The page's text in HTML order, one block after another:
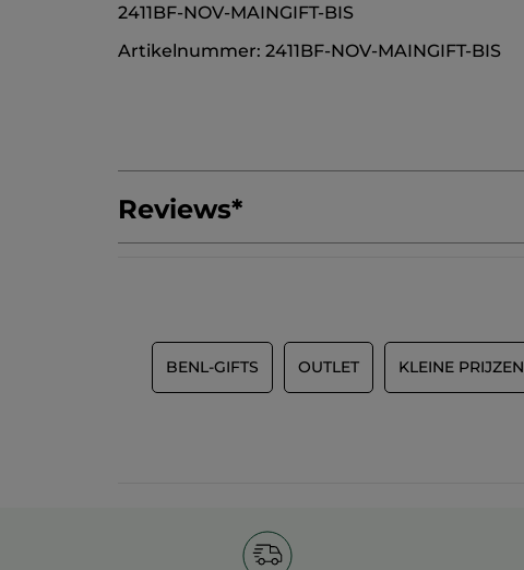
2411BF-NOV-MAINGIFT-BIS
Artikelnummer: 2411BF-NOV-MAINGIFT-BIS
Reviews*
voor
REVIEW TOEVOEGEN
BENL-GIFTS OUTLET KLEINE PRIJZEN